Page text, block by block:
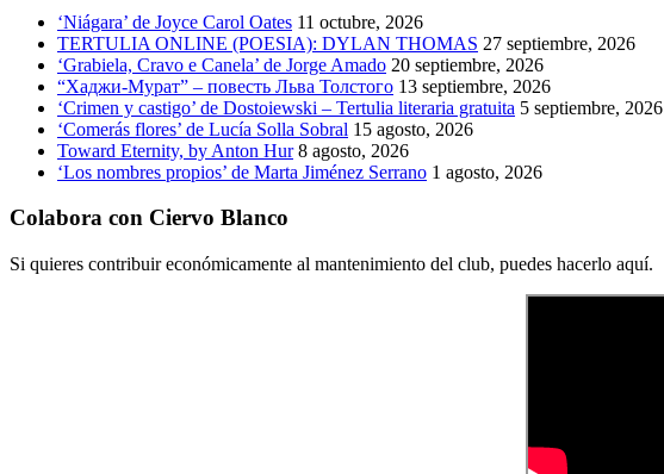
‘Niágara’ de Joyce Carol Oates 11 octubre, 2026
TERTULIA ONLINE (POESIA): DYLAN THOMAS 27 septiembre, 2026
‘Grabiela, Cravo e Canela’ de Jorge Amado 20 septiembre, 2026
“Хаджи-Мурат” – повесть Льва Толстого 13 septiembre, 2026
‘Crimen y castigo’ de Dostoiewski – Tertulia literaria gratuita 5 septiembre, 2026
‘Comerás flores’ de Lucía Solla Sobral 15 agosto, 2026
Toward Eternity, by Anton Hur 8 agosto, 2026
‘Los nombres propios’ de Marta Jiménez Serrano 1 agosto, 2026
Colabora con Ciervo Blanco
Si quieres contribuir económicamente al mantenimiento del club, puedes hacerlo aquí.